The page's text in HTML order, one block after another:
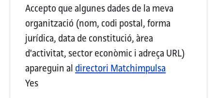
Accepto que algunes dades de la meva
organització (nom, codi postal, forma
jurídica, data de constitució, àrea
d'activitat, sector econòmic i adreça URL)
apareguin al directori Matchimpulsa
Yes